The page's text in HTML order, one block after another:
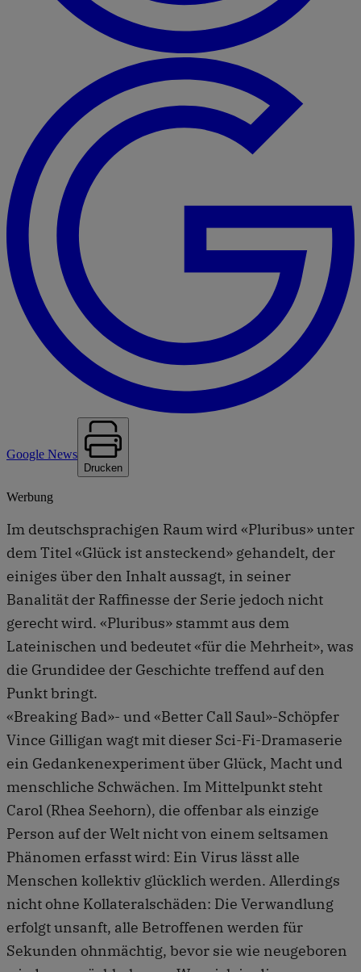
Google News
Drucken
Werbung
Im deutschsprachigen Raum wird «Pluribus» unter
dem Titel «Glück ist ansteckend» gehandelt, der
einiges über den Inhalt aussagt, in seiner
Banalität der Raffinesse der Serie jedoch nicht
gerecht wird. «Pluribus» stammt aus dem
Lateinischen und bedeutet «für die Mehrheit», was
die Grundidee der Geschichte treffend auf den
Punkt bringt.
«Breaking Bad»- und «Better Call Saul»-Schöpfer
Vince Gilligan wagt mit dieser Sci-Fi-Dramaserie
ein Gedankenexperiment über Glück, Macht und
menschliche Schwächen. Im Mittelpunkt steht
Carol (Rhea Seehorn), die offenbar als einzige
Person auf der Welt nicht von einem seltsamen
Phänomen erfasst wird: Ein Virus lässt alle
Menschen kollektiv glücklich werden. Allerdings
nicht ohne Kollateralschäden: Die Verwandlung
erfolgt unsanft, alle Betroffenen werden für
Sekunden ohnmächtig, bevor sie wie neugeboren